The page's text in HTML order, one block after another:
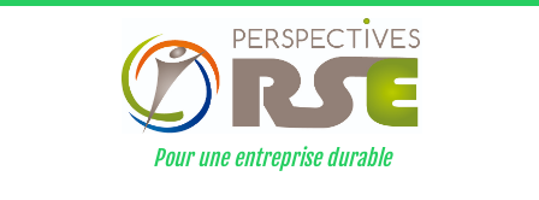
Pour une entreprise durable